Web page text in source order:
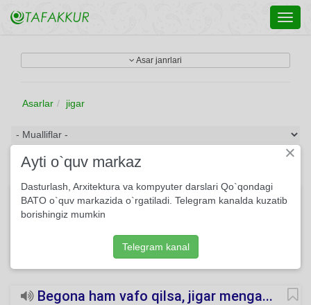
Asar janrlari
Asarlar jigar
– Salom, bobo, sog‘liklar qalay...
– Salom, bobo, sog‘liklar qalay, Baxtlimisiz, umringiz yormi? –
Amirqul Po'lkan
Begona ham vafo qilsa, jigar menga...
×
Ayti o`quv markaz
Dasturlash, Arxitektura va kompyuter darslari Qo`qondagi
BATO o`quv markazida o`rgatiladi. Telegram kanalda kuzatib
borishingiz mumkin
Telegram kanal